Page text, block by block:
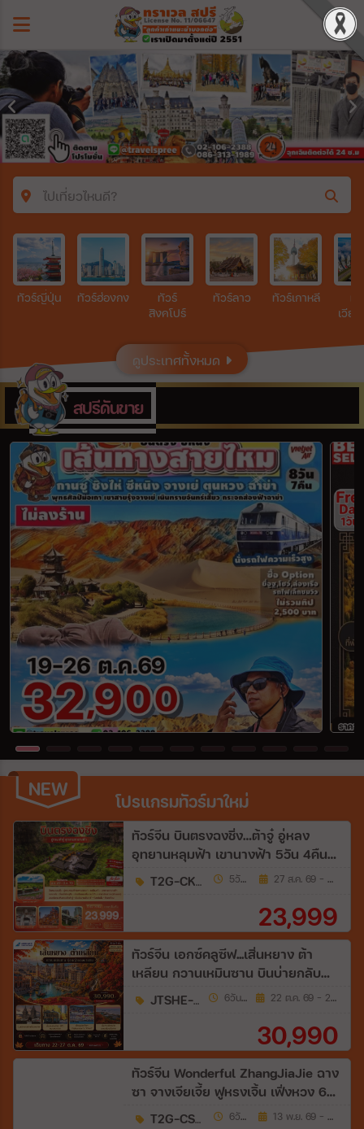
ไปเที่ยวไหนดี?
ค้นหาโปรแกรมทัวร์
คำค้นหา
เมือง
สายการบิน
ตั้งแต่วันที่
ถึงวันที่
เฉพาะเดือน
เฉพาะเทศกาล
Wholesales
ระหว่าง
ค้นหา
ทัวร์ญี่ปุ่น ทัวร์ฮ่องกง
ทัวร์
สิงคโปร์
ทัวร์ลาว ทัวร์เกาหลี
เวีย
ดูประเทศทั้งหมด
สปรีดันขาย
NEW
NEW
โปรแกรมทัวร์มาใหม่
ทัวร์จีน บินตรงฉงชิ่ง…ต้าจู๋ อู่หลง
อุทยานหลุมฟ้า เขานางฟ้า 5วัน 4คืน
(FD)T2G-CKG25FD 5วัน 4คืน 27 ส.ค. 69 - 29 มี.ค. 70
23,999
ทัวร์จีน เอกซ์คลูซีฟ...เสิ่นหยาง ต้า
เหลียน กวานเหมินซาน บินบ่ายกลับ
เช้า ไม่เข้าร้านรัฐ 6วัน 5คืน (CZ)
JTSHE-CZ2E 6วัน 5คืน 22 ต.ค. 69 - 27 ต.ค. 69
30,990
ทัวร์จีน Wonderful ZhangJiaJie ฉาง
ซา จางเจียเจี้ย ฟูหรงเจิ้น เฟิ่งหวง 6วัน
5คืน (A6)
T2G-CSX20A6 6วัน 5คืน 13 พ.ย. 69 - 27 ม.ค. 70